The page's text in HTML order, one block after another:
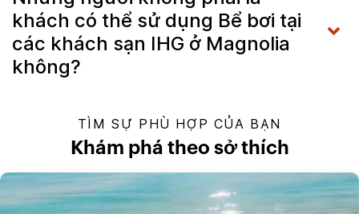
khách có thể sử dụng Bể bơi tại
các khách sạn IHG ở Magnolia
không?
TÌM SỰ PHÙ HỢP CỦA BẠN
Khám phá theo sở thích